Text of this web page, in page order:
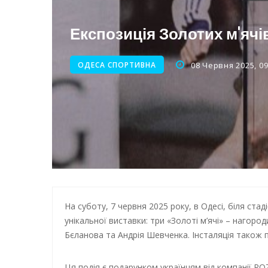
Нічна атака на Одесу:
Енергетична підтримка
Експозиція Золотих
ОДЕСА СПОРТИВНА 08 Червня 2025,
На суботу, 7 червня 2025 року, в Одесі, біля
унікальної виставки: три «Золоті м’ячі» –
Бєланова та Андрія Шевченка. Інсталяція